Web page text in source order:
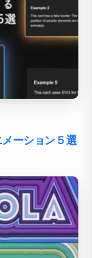
ーション５選